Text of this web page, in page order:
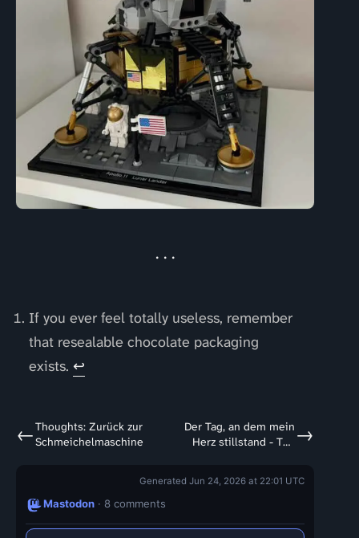
If you ever feel totally useless, remember
that resealable chocolate packaging
exists. ↩
←Thoughts: Zurück zur
Schmeichelmaschine
Der Tag, an dem mein
Herz stillstand - Teil →
Generated Jun 24, 2026 at 22:01 UTC
Mastodon · 8 comments